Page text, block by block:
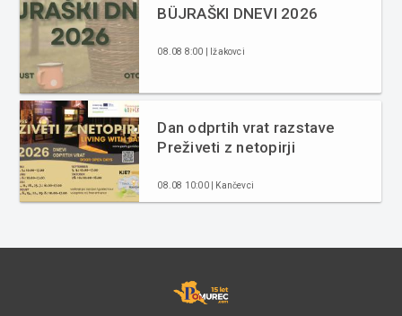
BÜJRAŠKI DNEVI 2026
08.08 8:00 | Ižakovci
Dan odprtih vrat razstave
Preživeti z netopirji
08.08 10:00 | Kančevci